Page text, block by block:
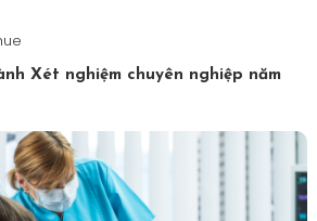
Xét nghiệm chuyên nghiệp năm